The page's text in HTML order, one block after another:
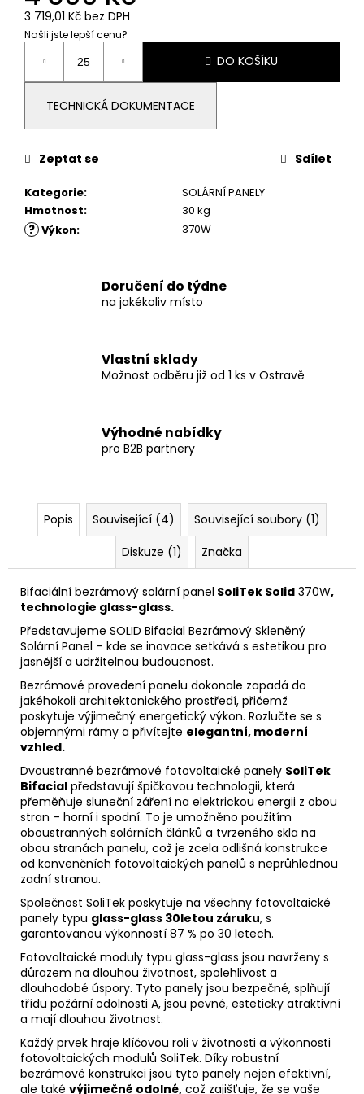
3 719,01 Kč bez DPH
Našli jste lepší cenu?
Měrná
cena:
DO KOŠÍKU
TECHNICKÁ DOKUMENTACE
Kategorie:
SOLÁRNÍ PANELY
Hmotnost: 30 kg
? Výkon: 370W
Zeptat se Sdílet
Doručení do týdne
na jakékoliv místo
Vlastní sklady
Možnost odběru již od 1 ks v Ostravě
Výhodné nabídky
pro B2B partnery
Popis Související (4)
Související soubory (1)
Diskuze (1)
Značka
Bifaciální bezrámový solární panel SoliTek Solid 370W,
technologie glass-glass.
Představujeme SOLID Bifacial Bezrámový Skleněný
Solární Panel – kde se inovace setkává s estetikou pro
jasnější a udržitelnou budoucnost.
Bezrámové provedení panelu dokonale zapadá do
jakéhokoli architektonického prostředí, přičemž
poskytuje výjimečný energetický výkon. Rozlučte se s
objemnými rámy a přivítejte elegantní, moderní
vzhled.
Dvoustranné bezrámové fotovoltaické panely SoliTek
Bifacial představují špičkovou technologii, která
přeměňuje sluneční záření na elektrickou energii z obou
stran – horní i spodní. To je umožněno použitím
oboustranných solárních článků a tvrzeného skla na
obou stranách panelu, což je zcela odlišná konstrukce
od konvenčních fotovoltaických panelů s neprůhlednou
zadní stranou.
Společnost SoliTek poskytuje na všechny fotovoltaické
panely typu glass-glass 30letou záruku, s
garantovanou výkonností 87 % po 30 letech.
Fotovoltaické moduly typu glass-glass jsou navrženy s
důrazem na dlouhou životnost, spolehlivost a
dlouhodobé úspory. Tyto panely jsou bezpečné, splňují
třídu požární odolnosti A, jsou pevné, esteticky atraktivní
a mají dlouhou životnost.
Každý prvek hraje klíčovou roli v životnosti a výkonnosti
fotovoltaických modulů SoliTek. Díky robustní
bezrámové konstrukci jsou tyto panely nejen efektivní,
ale také výjimečně odolné, což zajišťuje, že se vaše